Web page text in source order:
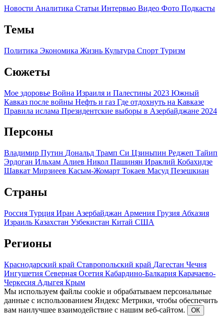
Новости Аналитика Статьи Интервью Видео Фото Подкасты
Темы
Политика Экономика Жизнь Культура Спорт Туризм
Сюжеты
Мое здоровье Война Израиля и Палестины 2023 Южный
Кавказ после войны Нефть и газ Где отдохнуть на Кавказе
Правила ислама Президентские выборы в Азербайджане 2024
Персоны
Владимир Путин Дональд Трамп Си Цзиньпин Реджеп Тайип
Эрдоган Ильхам Алиев Никол Пашинян Ираклий Кобахидзе
Шавкат Мирзиеев Касым-Жомарт Токаев Масуд Пезешкиан
Страны
Россия Турция Иран Азербайджан Армения Грузия Абхазия
Израиль Казахстан Узбекистан Китай США
Регионы
Краснодарский край Ставропольский край Дагестан Чечня
Ингушетия Северная Осетия Кабардино-Балкария Карачаево-
Черкесия Адыгея Крым
Мы используем файлы cookie и обрабатываем персональные
данные с использованием Яндекс Метрики, чтобы обеспечить
вам наилучшее взаимодействие с нашим веб-сайтом.
ОК